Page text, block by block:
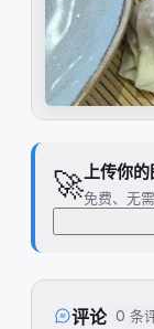
🚀上传你
免费、无
评论 0 条